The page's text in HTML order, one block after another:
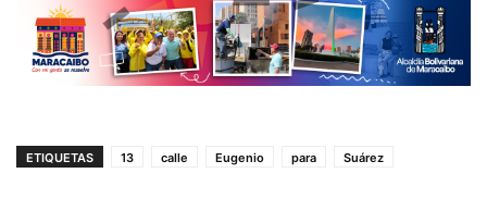
ETIQUETAS 13 calle Eugenio para Suárez